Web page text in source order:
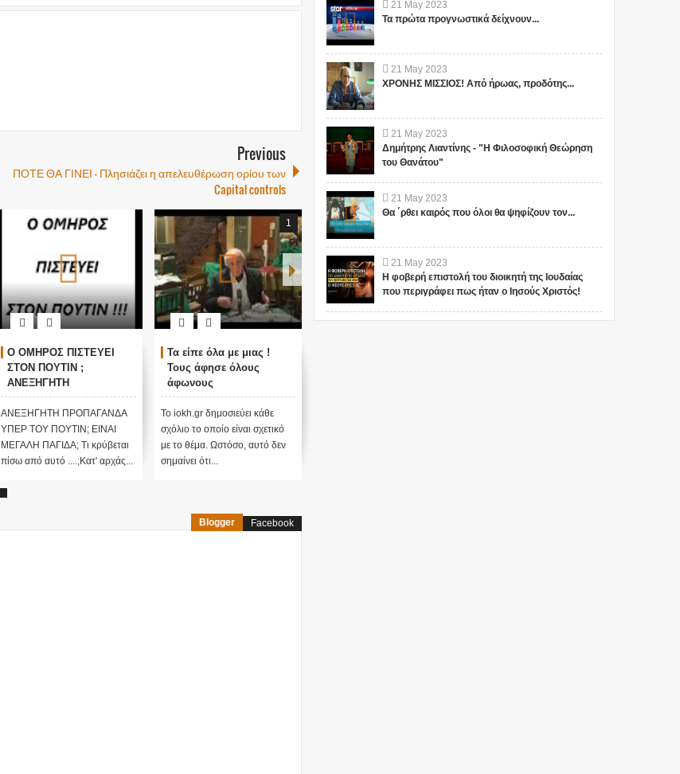
Previous
ΠΟΤΕ ΘΑ ΓΙΝΕΙ – Πλησιάζει η απελευθέρωση ορίου των
Capital controls
Ο ΟΜΗΡΟΣ ΠΙΣΤΕΥΕΙ
ΣΤΟΝ ΠΟΥΤΙΝ ;
ΑΝΕΞΗΓΗΤΗ
ΠΡΟΠΑΓΑΝΔΑ ΥΠΕΡ ΤΟΥ
ΠΟΥΤΙΝ;
ΑΝΕΞΗΓΗΤΗ ΠΡΟΠΑΓΑΝΔΑ
ΥΠΕΡ ΤΟΥ ΠΟΥΤΙΝ; ΕΙΝΑΙ
ΜΕΓΑΛΗ ΠΑΓΙΔΑ; Τι κρύβεται
πίσω από αυτό ....;Κατ' αρχάς...
1
Τα είπε όλα με μιας !
Τους άφησε όλους
άφωνους
Το iokh.gr δημοσιεύει κάθε
σχόλιο το οποίο είναι σχετικό
με το θέμα. Ωστόσο, αυτό δεν
σημαίνει ότι...
Blogger Facebook
21 May 2023
Τα πρώτα προγνωστικά δείχνουν...
21 May 2023
ΧΡΟΝΗΣ ΜΙΣΣΙΟΣ! Από ήρωας, προδότης...
21 May 2023
Δημήτρης Λιαντίνης - "Η Φιλοσοφική Θεώρηση
του Θανάτου"
21 May 2023
Θα ΄ρθει καιρός που όλοι θα ψηφίζουν τον...
21 May 2023
Η φοβερή επιστολή του διοικητή της Ιουδαίας
που περιγράφει πως ήταν ο Ιησούς Χριστός!